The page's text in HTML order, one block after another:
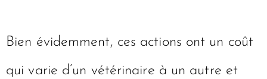
Bien évidemment, ces actions ont un coût
qui varie d’un vétérinaire à un autre et